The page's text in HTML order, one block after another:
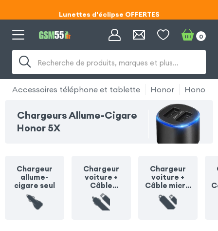
Code ECLIPSE55
Code ECLIPSE55
Recherche de produits, marques et plus…
0
Accessoires téléphone et tablette Honor Honor
Chargeurs Allume-Cigare
Honor 5X
Chargeur
allume-
cigare seul
Chargeur
voiture +
Câble
Lightning
Chargeur
voiture +
Câble micro
USB